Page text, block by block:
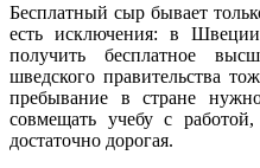
Бесплатный сыр бывает
есть исключения: в
получить бесплатное
шведского правительства
пребывание в стране
совмещать учебу с
достаточно дорогая.